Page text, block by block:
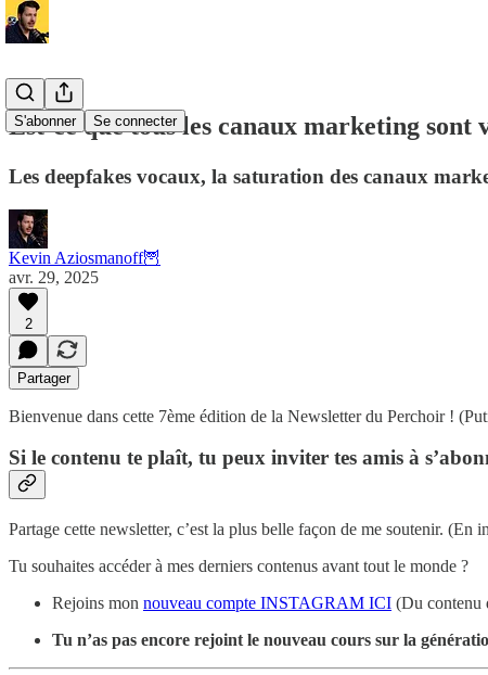
S'abonner Se connecter
Est-ce que tous les canaux marketing
Les deepfakes vocaux, la saturation des canaux
Kevin Aziosmanoff🦉
avr. 29, 2025
2
Partager
Bienvenue dans cette 7ème édition de la Newsletter du Perchoir !
Si le contenu te plaît, tu peux inviter tes amis à
Partage cette newsletter, c’est la plus belle façon de me soutenir.
Tu souhaites accéder à mes derniers contenus avant tout le monde ?
Rejoins mon nouveau compte INSTAGRAM ICI (Du contenu
Tu n’as pas encore rejoint le nouveau cours sur la